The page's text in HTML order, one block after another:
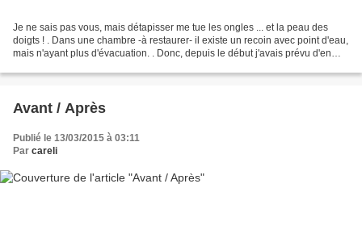
Je ne sais pas vous, mais détapisser me tue les ongles ... et la peau des
doigts ! . Dans une chambre -à restaurer- il existe un recoin avec point d'eau,
mais n'ayant plus d'évacuation. . Donc, depuis le début j'avais prévu d'en
Avant / Après
Publié le 13/03/2015 à 03:11
Par careli